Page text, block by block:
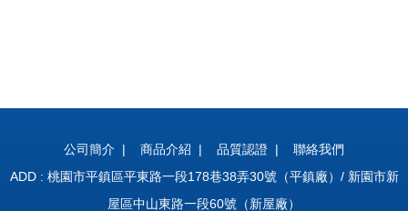
公司簡介 | 商品介紹 | 品質認證 |
聯絡我們
ADD : 桃園市平鎮區平東路一段178巷38弄30號（平鎮廠）/ 新園市新
屋區中山東路一段60號（新屋廠）